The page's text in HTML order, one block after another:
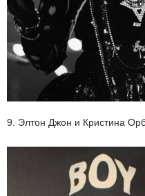
9. Элтон Джон и Кристина